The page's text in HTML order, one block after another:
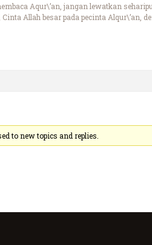
Aqur\’an, jangan lewatkan
Allah besar pada pecinta Alqur\’an,
to new topics and replies.